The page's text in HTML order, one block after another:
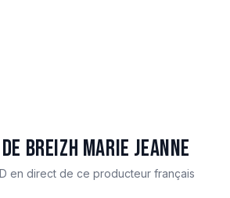
Breizh Marie Jeanne
en direct de ce producteur français